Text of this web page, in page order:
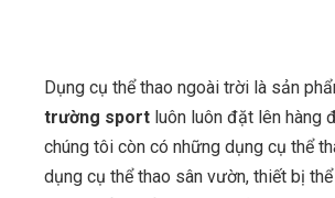
Dụng cụ thể thao ngoài trời là sản
trường sport luôn luôn đặt lên hàng
chúng tôi còn có những dụng cụ thể
dụng cụ thể thao sân vườn, thiết bị